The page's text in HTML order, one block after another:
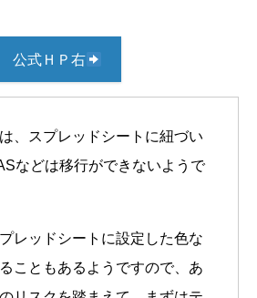
公式ＨＰ右
、スプレッドシートに紐づい
などは移行ができないようで
レッドシートに設定した色な
こともあるようですので、あ